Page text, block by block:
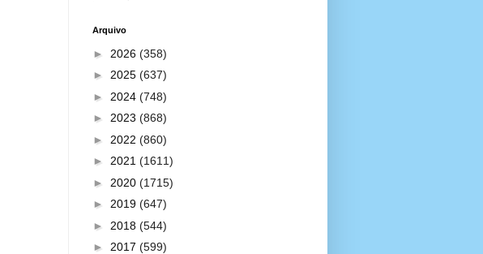
Arquivo
► 2026 (358)
► 2025 (637)
► 2024 (748)
► 2023 (868)
► 2022 (860)
► 2021 (1611)
► 2020 (1715)
► 2019 (647)
► 2018 (544)
► 2017 (599)